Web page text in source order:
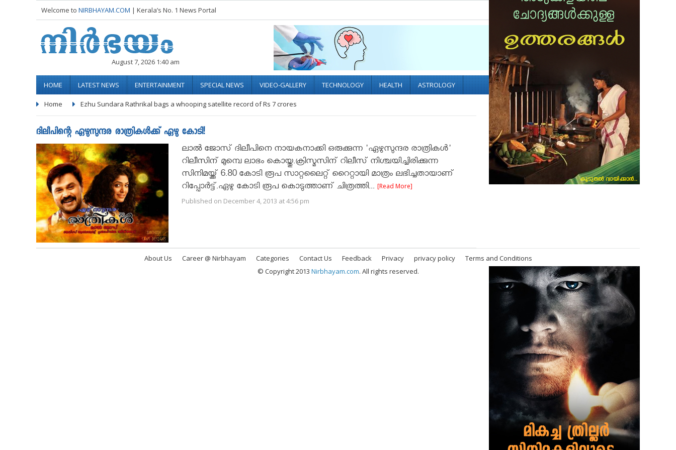
Welcome to NIRBHAYAM.COM | Kerala’s No. 1 News Portal Socialize with us
August 7, 2026 1:40 am
HOME LATEST NEWS ENTERTAINMENT SPECIAL NEWS VIDEO-GALLERY TECHNOLOGY HEALTH ASTROLOGY
Home Ezhu Sundara Rathrikal bags a whooping satellite record of Rs 7 crores
ദിലീപിന്റെ ഏഴുസുന്ദര രാത്രികള്‍ക്ക് ഏഴു കോടി!
ലാല്‍ ജോസ് ദിലീപിനെ നായകനാക്കി ഒരുക്കുന്ന 'ഏഴുസുന്ദര രാത്രികള്‍'
റിലീസിന് മുമ്പെ ലാഭം കൊയ്തു.ക്രിസ്മസിന് റിലീസ് നിശ്ചയിച്ചിരിക്കുന്ന
സിനിമയ്ക്ക് 6.80 കോടി രൂപ സാറ്റലൈറ്റ് റൈറ്റായി മാത്രം ലഭിച്ചതായാണ്
റിപ്പോര്‍ട്ട്.ഏഴു കോടി രൂപ കൊടുത്താണ് ചിത്രത്തി... [Read More]
Published on December 4, 2013 at 4:56 pm
About Us Career @ Nirbhayam Categories Contact Us Feedback Privacy privacy policy
Terms and Conditions
© Copyright 2013 Nirbhayam.com. All rights reserved.